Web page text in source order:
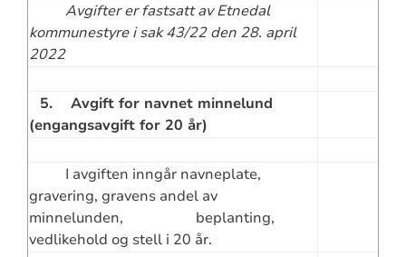
Avgifter er fastsatt av Etnedal
kommunestyre i sak 43/22 den 28. april
2022
5. Avgift for navnet minnelund
(engangsavgift for 20 år)
I avgiften inngår navneplate,
gravering, gravens andel av
minnelunden, beplanting,
vedlikehold og stell i 20 år.